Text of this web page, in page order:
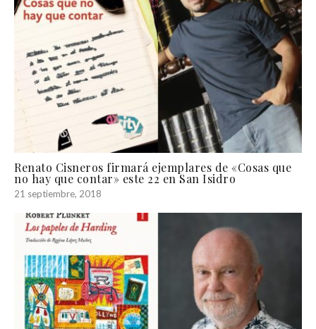
Renato Cisneros firmará ejemplares de «Cosas que
no hay que contar» este 22 en San Isidro
21 septiembre, 2018